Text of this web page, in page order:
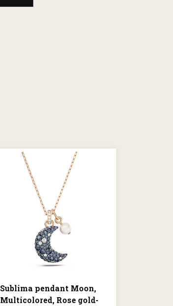
Sublima pendant Moon,
Multicolored, Rose gold-